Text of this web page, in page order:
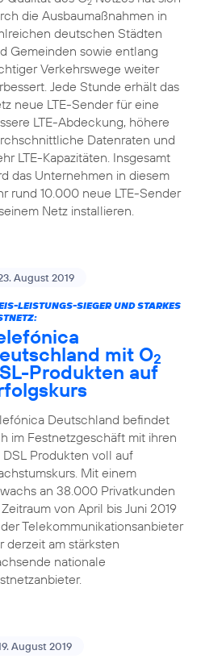
die Ausbaumaßnahmen in
deutschen Städten
Gemeinden sowie entlang
Verkehrswege weiter
Jede Stunde erhält das
neue LTE-Sender für eine
LTE-Abdeckung, höhere
Datenraten und
LTE-Kapazitäten. Insgesamt
das Unternehmen in diesem
rund 10.000 neue LTE-Sender
Netz installieren.
August 2019
LEISTUNGS-SIEGER UND STARKES
mit O2
Produkten auf
Deutschland befindet
im Festnetzgeschäft mit ihren
DSL Produkten voll auf
Mit einem
an 38.000 Privatkunden
von April bis Juni 2019
Telekommunikationsanbieter
derzeit am stärksten
nationale
August 2019